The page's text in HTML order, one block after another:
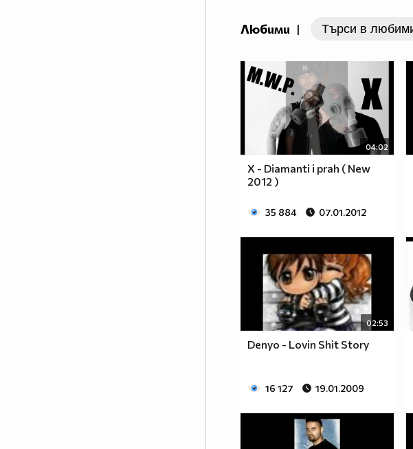
Любими |
04:02
X - Diamanti i prah ( New
2012 )
35 884 07.01.2012
02:53
Denyo - Lovin Shit Story
16 127 19.01.2009